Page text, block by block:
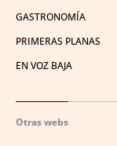
GASTRONOMÍA
PRIMERAS PLANAS
EN VOZ BAJA
Otras webs